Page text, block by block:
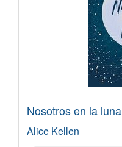
Nosotros en la luna
Alice Kellen